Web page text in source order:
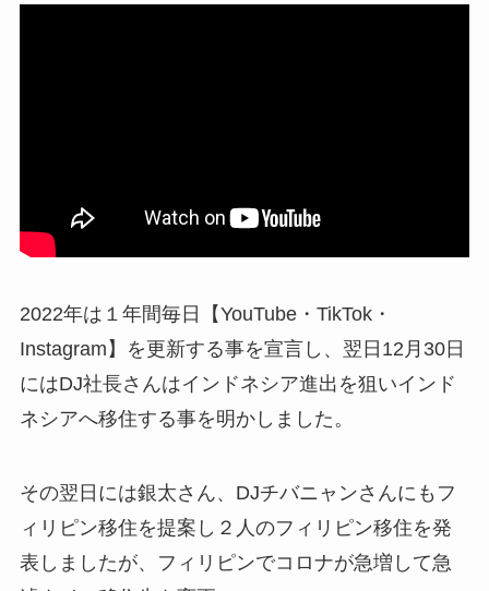
2022年は１年間毎日【YouTube・TikTok・
Instagram】を更新する事を宣言し、翌日12月30日
にはDJ社長さんはインドネシア進出を狙いインド
ネシアへ移住する事を明かしました。
その翌日には銀太さん、DJチバニャンさんにもフ
ィリピン移住を提案し２人のフィリピン移住を発
表しましたが、フィリピンでコロナが急増して急